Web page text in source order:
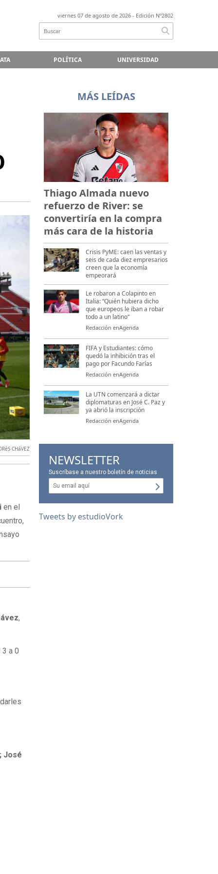
viernes 07 de agosto de 2026 - Edición Nº2802
POLÍTICA UNIVERSIDAD
CHáVEZ
en el
,
a 0
José
MÁS LEÍDAS
Thiago Almada nuevo
refuerzo de River: se
convertiría en la compra
más cara de la historia
Crisis PyME: caen las ventas y
seis de cada diez empresarios
creen que la economía
empeorará
Le robaron a Colapinto en
Italia: “Quién hubiera dicho
que europeos le iban a robar
todo a un latino“
Redacción enAgenda
FIFA y Estudiantes: cómo
quedó la inhibición tras el
pago por Facundo Farías
Redacción enAgenda
La UTN comenzará a dictar
diplomaturas en José C. Paz y
ya abrió la inscripción
Redacción enAgenda
NEWSLETTER
Suscríbase a nuestro boletín de noticias
Tweets by estudioVork